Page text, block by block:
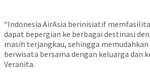
“Indonesia AirAsia berinisiatif
dapat bepergian ke berbagai destinasi
masih terjangkau, sehingga
berwisata bersama dengan keluarga dan
Veranita.